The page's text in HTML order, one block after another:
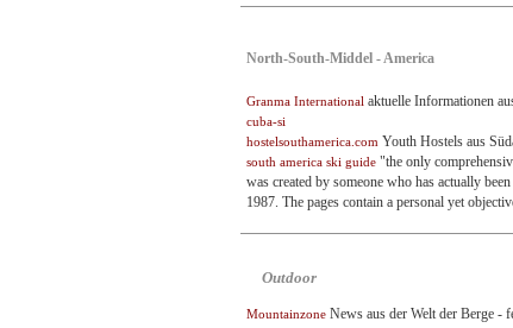
North-South-Middel - America
Granma International aktuelle Informationen
cuba-si
hostelsouthamerica.com Youth Hostels aus
south america ski guide "the only
was created by someone who has actually
1987. The pages contain a personal yet
Outdoor
Mountainzone News aus der Welt der Berge -